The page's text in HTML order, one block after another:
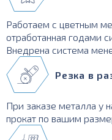
Работаем с цветным
отработанная годами
Внедрена система
Резка в
При заказе металла у
прокат по вашим